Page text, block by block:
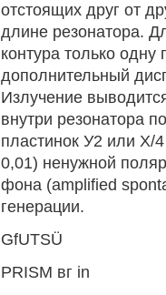
отстоящих друг от
длине резонатора.
контура только
дополнительный
Излучение
внутри резонатора
пластинок У2 или Х/
0,01) ненужной
фона (amplified
генерации.
GfUTSÜ
PRISM вг in